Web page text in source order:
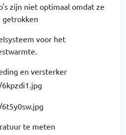
zijn niet optimaal omdat ze
getrokken
voor het
en versterker
te meten